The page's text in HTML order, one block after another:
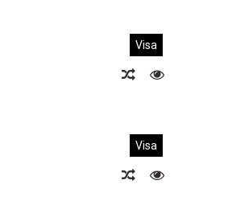
Visa
Visa